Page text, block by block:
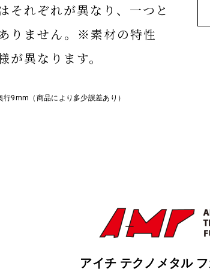
それぞれが異なり、一つと
りません。※素材の特性
が異なります。
9mm（商品により多少誤差あり）
アイチ テクノメタル